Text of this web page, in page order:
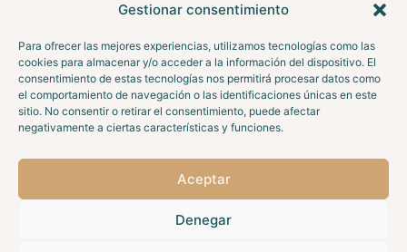
Gestionar consentimiento
Para ofrecer las mejores experiencias, utilizamos tecnologías como las
cookies para almacenar y/o acceder a la información del dispositivo. El
consentimiento de estas tecnologías nos permitirá procesar datos como
el comportamiento de navegación o las identificaciones únicas en este
sitio. No consentir o retirar el consentimiento, puede afectar
negativamente a ciertas características y funciones.
Aceptar
Denegar